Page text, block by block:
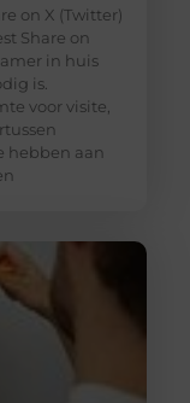
on X (Twitter)
Share on
in huis
is.
voor visite,
hebben aan